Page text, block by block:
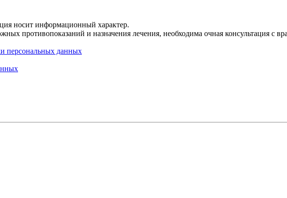
носит информационный характер.
противопоказаний и назначения лечения, необходима очная консультация с
персональных данных